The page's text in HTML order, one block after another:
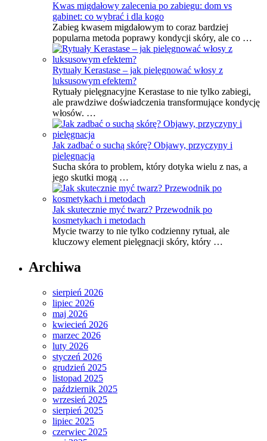
Kwas migdałowy zalecenia po zabiegu: dom vs
gabinet: co wybrać i dla kogo
Zabieg kwasem migdałowym to coraz bardziej
popularna metoda poprawy kondycji skóry, ale co …
Rytuały Kerastase – jak pielęgnować włosy z
luksusowym efektem?
Rytuały pielęgnacyjne Kerastase to nie tylko zabiegi,
ale prawdziwe doświadczenia transformujące kondycję
włosów. …
Jak zadbać o suchą skórę? Objawy, przyczyny i
pielęgnacja
Sucha skóra to problem, który dotyka wielu z nas, a
jego skutki mogą …
Jak skutecznie myć twarz? Przewodnik po
kosmetykach i metodach
Mycie twarzy to nie tylko codzienny rytuał, ale
kluczowy element pielęgnacji skóry, który …
Archiwa
sierpień 2026
lipiec 2026
maj 2026
kwiecień 2026
marzec 2026
luty 2026
styczeń 2026
grudzień 2025
listopad 2025
październik 2025
wrzesień 2025
sierpień 2025
lipiec 2025
czerwiec 2025